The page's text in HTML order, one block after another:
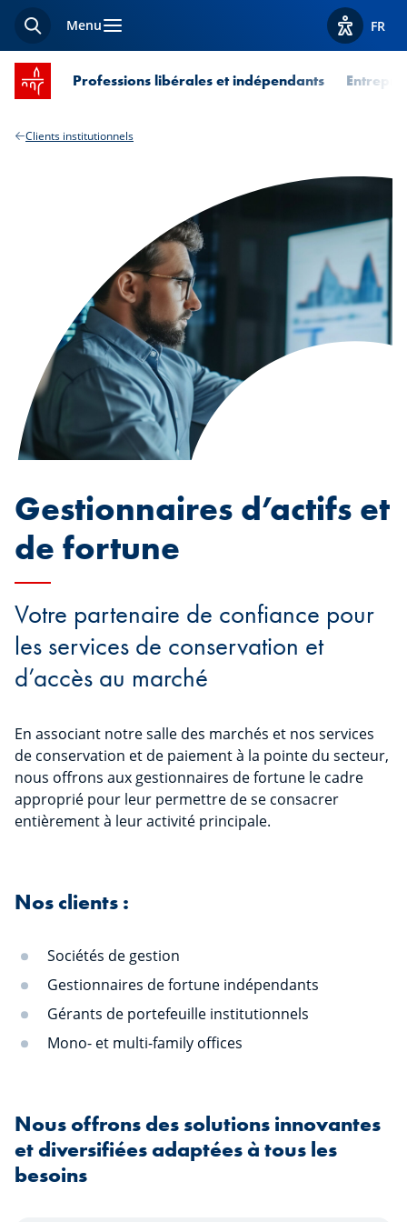
Recherche
Menu Afficher
FR
Accueil SPUERKEESS
Professions libérales et indépendants
Clients institutionnels
Gestionnaires d’actifs et
de fortune
Votre partenaire de confiance pour
les services de conservation et
d’accès au marché
En associant notre salle des marchés et nos services
de conservation et de paiement à la pointe du secteur,
nous offrons aux gestionnaires de fortune le cadre
approprié pour leur permettre de se consacrer
entièrement à leur activité principale.
Nos clients :
Sociétés de gestion
Gestionnaires de fortune indépendants
Gérants de portefeuille institutionnels
Mono- et multi-family offices
Nous offrons des solutions innovantes
et diversifiées adaptées à tous les
besoins